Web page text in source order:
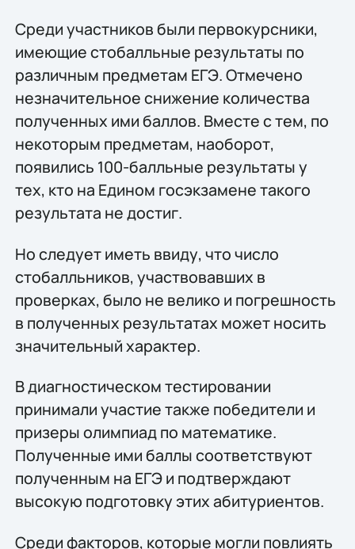
Среди участников были первокурсники,
имеющие стобалльные результаты по
различным предметам ЕГЭ. Отмечено
незначительное снижение количества
полученных ими баллов. Вместе с тем, по
некоторым предметам, наоборот,
появились 100-балльные результаты у
тех, кто на Едином госэкзамене такого
результата не достиг.
Но следует иметь ввиду, что число
стобалльников, участвовавших в
проверках, было не велико и погрешность
в полученных результатах может носить
значительный характер.
В диагностическом тестировании
принимали участие также победители и
призеры олимпиад по математике.
Полученные ими баллы соответствуют
полученным на ЕГЭ и подтверждают
высокую подготовку этих абитуриентов.
Среди факторов, которые могли повлиять